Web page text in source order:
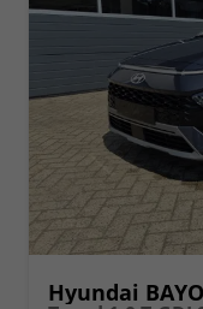
Hyundai